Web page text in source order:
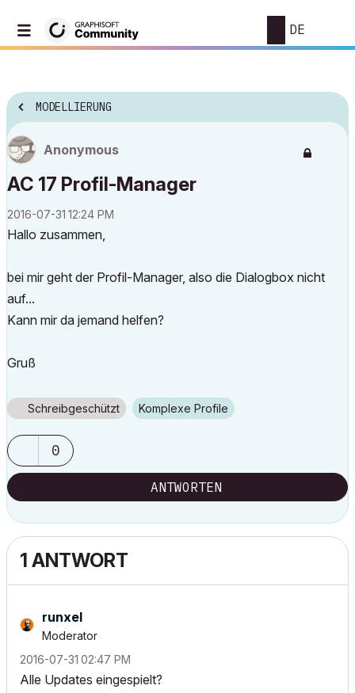
DE
MODELLIERUNG
Anonymous
AC 17 Profil-Manager
‎2016-07-31 12:24 PM
Hallo zusammen,
bei mir geht der Profil-Manager, also die Dialogbox nicht
auf...
Kann mir da jemand helfen?
Gruß
Schreibgeschützt Komplexe Profile
0
ANTWORTEN
1 ANTWORT
runxel
Moderator
‎2016-07-31 02:47 PM
Alle Updates eingespielt?